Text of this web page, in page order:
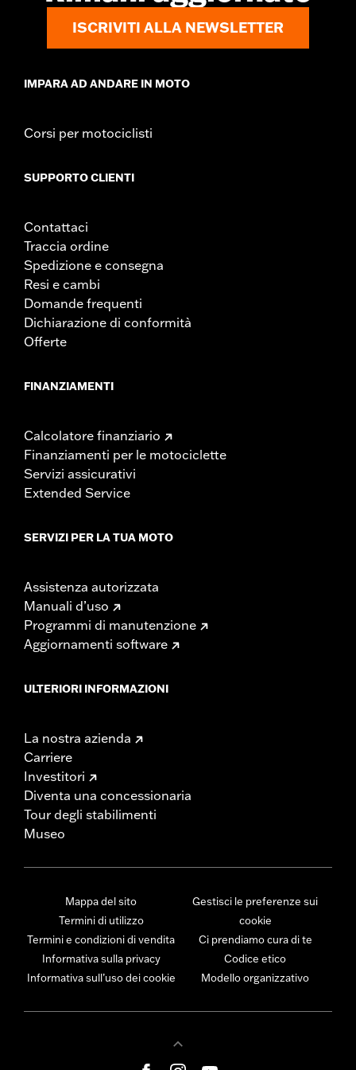
ISCRIVITI ALLA NEWSLETTER
IMPARA AD ANDARE IN MOTO
Corsi per motociclisti
SUPPORTO CLIENTI
Contattaci
Traccia ordine
Spedizione e consegna
Resi e cambi
Domande frequenti
Dichiarazione di conformità
Offerte
FINANZIAMENTI
Calcolatore finanziario
Finanziamenti per le motociclette
Servizi assicurativi
Extended Service
SERVIZI PER LA TUA MOTO
Assistenza autorizzata
Manuali d’uso
Programmi di manutenzione
Aggiornamenti software
ULTERIORI INFORMAZIONI
La nostra azienda
Carriere
Investitori
Diventa una concessionaria
Tour degli stabilimenti
Museo
Mappa del sito
Termini di utilizzo
Termini e condizioni di vendita
Informativa sulla privacy
Informativa sull’uso dei cookie
Gestisci le preferenze sui
cookie
Ci prendiamo cura di te
Codice etico
Modello organizzativo